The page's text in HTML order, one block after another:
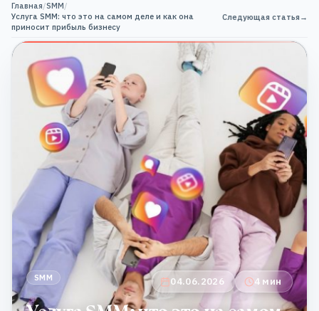
Главная/SMM/
Услуга SMM: что это на самом деле и как она
приносит прибыль бизнесу
Следующая статья→
SMM 04.06.2026 4 мин